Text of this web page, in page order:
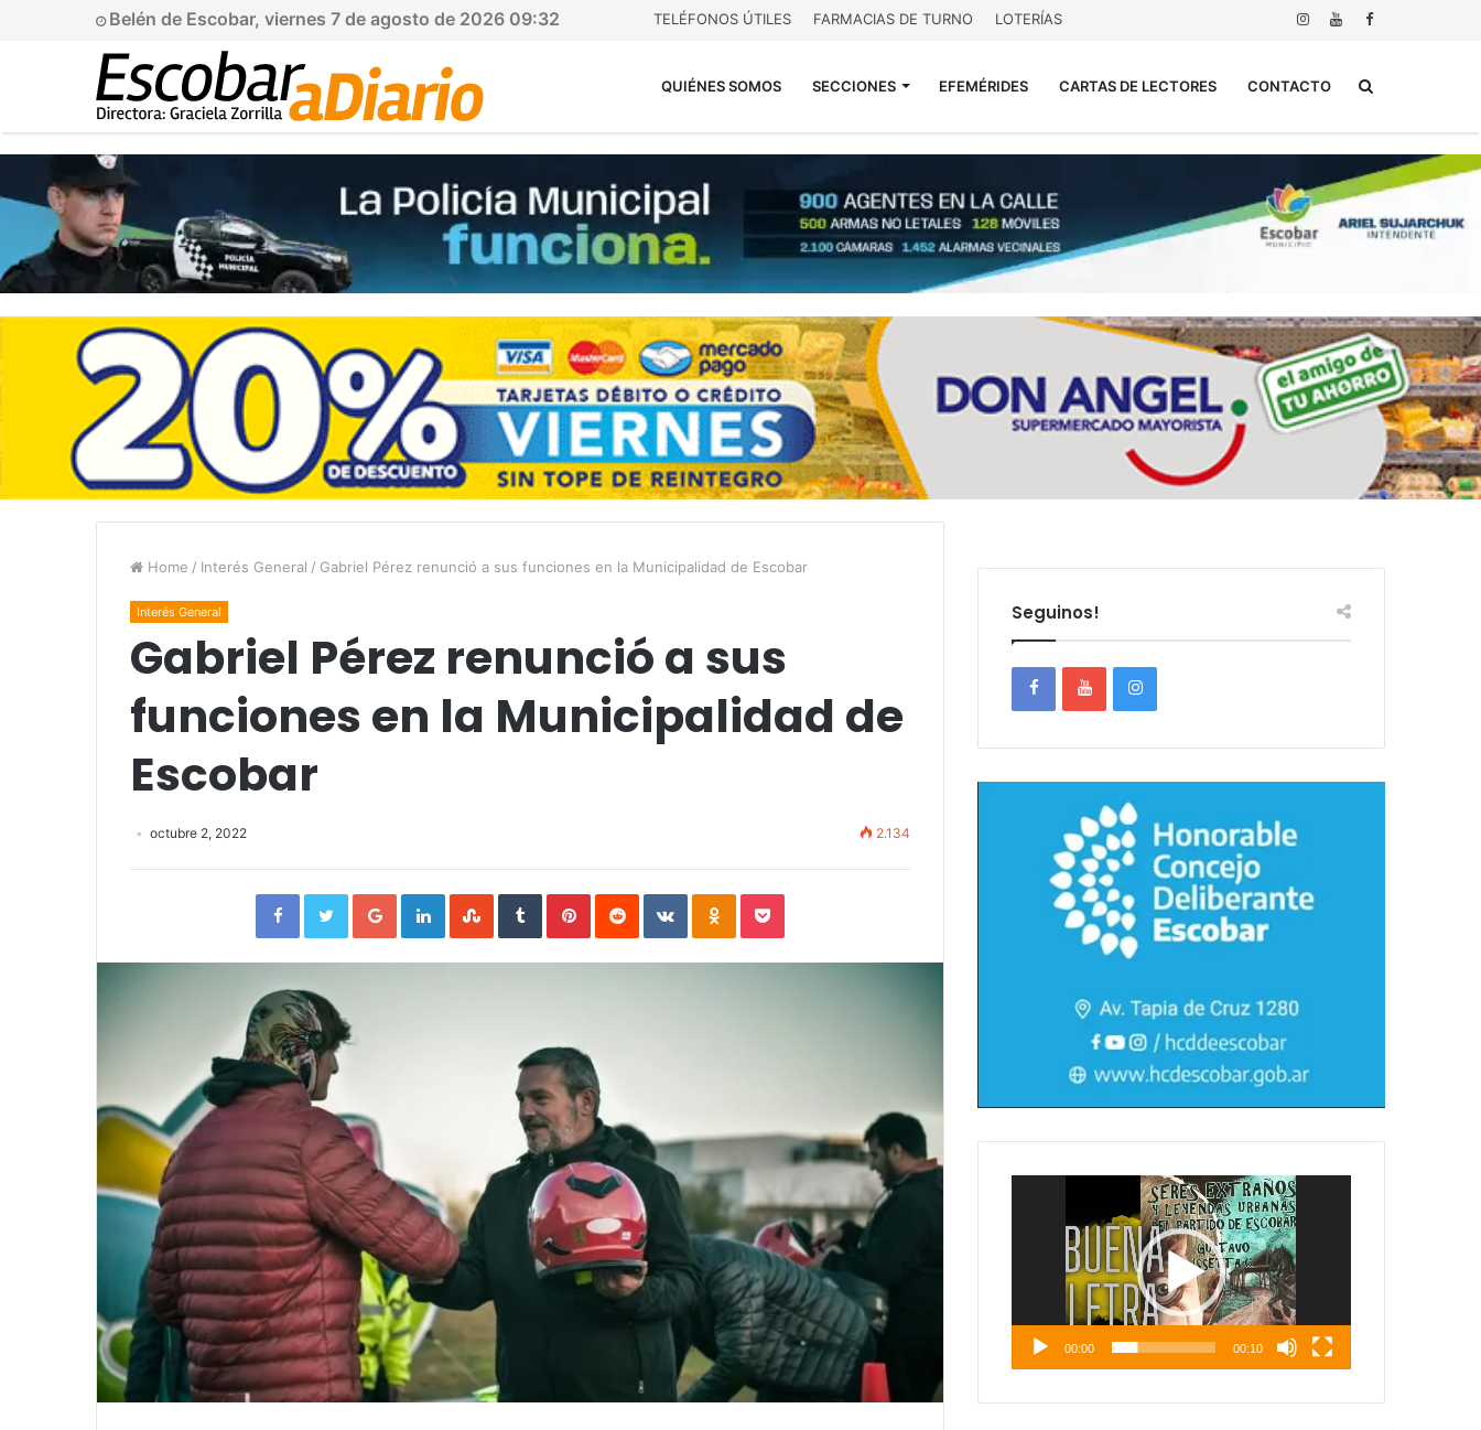
Belén de Escobar, viernes 7 de agosto de 2026 09:32 TELÉFONOS ÚTILES FARMACIAS DE TURNO LOTERÍAS
QUIÉNES SOMOS SECCIONES EFEMÉRIDES CARTAS DE LECTORES CONTACTO
Home / Interés General / Gabriel Pérez renunció a sus funciones en la Municipalidad de Escobar
Interés General
Gabriel Pérez renunció a sus
funciones en la Municipalidad de
Escobar
octubre 2, 2022 2.134
FacebookTwitterGoogle+LinkedInStumbleUpon
TumblrPinterestReddit VKontakteOdnoklassniki
Pocket
Seguinos!
00:00 00:10